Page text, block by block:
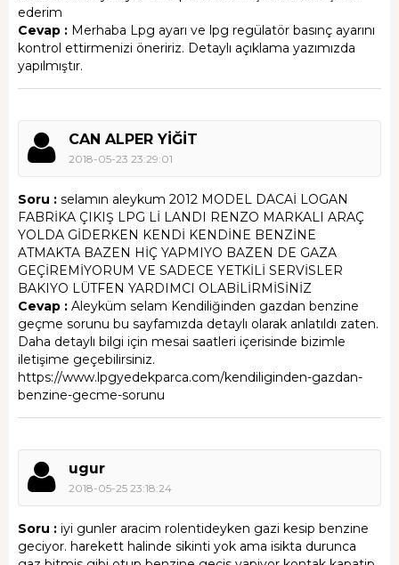
ederim
Cevap : Merhaba Lpg ayarı ve lpg regülatör basınç ayarını
kontrol ettirmenizi öneririz. Detaylı açıklama yazımızda
yapılmıştır.
CAN ALPER YİĞİT
2018-05-23 23:29:01
Soru : selamın aleykum 2012 MODEL DACAİ LOGAN
FABRİKA ÇIKIŞ LPG Lİ LANDI RENZO MARKALI ARAÇ
YOLDA GİDERKEN KENDİ KENDİNE BENZİNE
ATMAKTA BAZEN HİÇ YAPMIYO BAZEN DE GAZA
GEÇİREMİYORUM VE SADECE YETKİLİ SERVİSLER
BAKIYO LÜTFEN YARDIMCI OLABİLİRMİSİNİZ
Cevap : Aleyküm selam Kendiliğinden gazdan benzine
geçme sorunu bu sayfamızda detaylı olarak anlatıldı zaten.
Daha detaylı bilgi için mesai saatleri içerisinde bizimle
iletişime geçebilirsiniz.
https://www.lpgyedekparca.com/kendiliginden-gazdan-
benzine-gecme-sorunu
ugur
2018-05-25 23:18:24
Soru : iyi gunler aracim rolentideyken gazi kesip benzine
geciyor. harekett halinde sikinti yok ama isikta durunca